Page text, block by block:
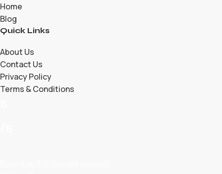
Home
Blog
Quick Links
About Us
Contact Us
Privacy Policy
Terms & Conditions